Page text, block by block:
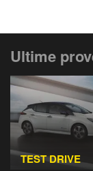
Ultime
TEST DRIVE